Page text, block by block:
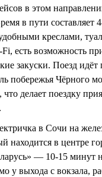
в этом
в пути составляет
креслами,
есть возможность
закуски. Поезд
побережья Чёрного
что делает поездку
в Сочи на
находится в центре
— 10-15 минут
у выхода с вокзала,